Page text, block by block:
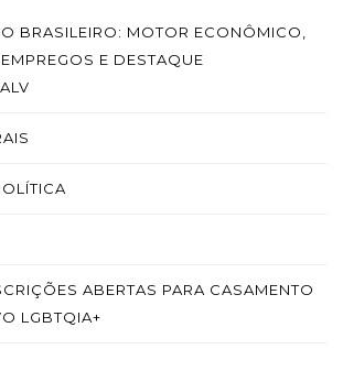
BRASILEIRO: MOTOR ECONÔMICO,
E DESTAQUE
ABERTAS PARA CASAMENTO
LGBTQIA+